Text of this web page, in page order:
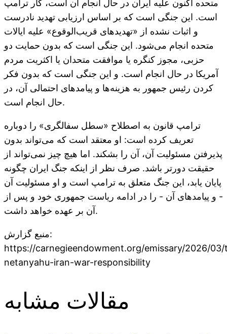
متحده اکنون علیه ایران در حال انجام آن است، کار ترامپ
است. این جنگی است که بر اساس ارزیابی تهدید نادرست
و اثبات نشده از «تهدیدهای قریب‌الوقوع» علیه ایالات
متحده انجام می‌شود. این جنگی است که بدون حمایت دو
حزبی، مجوز کنگره یا موافقت متحدان یا اکثریت مردم
آمریکا در حال انجام است. و این جنگی است که بدون فکر
کردن رئیس جمهور به هزینه‌ها و پیامدهای احتمالی آن، در
حال انجام است.
ترامپ قانون به اصطلاح «سطل سفالگری» را دوباره
تعریف کرده است: او معتقد است که می‌تواند بدون
پذیرفتن مسئولیت آن، آن را بشکند. اما هیچ چیز نمی‌تواند از
حقیقت دورتر باشد. صرف نظر از اینکه جنگ ایران چگونه
پایان یابد، این جنگ متعلق به ترامپ است و او مسئولیت آن
- و پیامدهای آن - را در ادامه ریاست جمهوری خود و پس از
آن بر عهده خواهد داشت.
منبع گزارش:
https://carnegieendowment.org/emissary/2026/
netanyahu-iran-war-responsibility
مقالات مشابه